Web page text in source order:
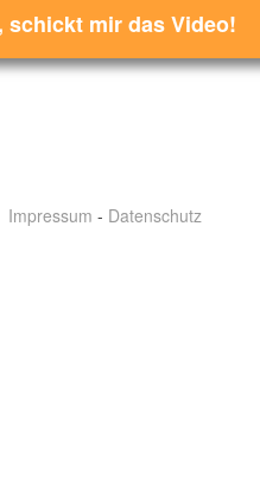
schickt mir das Video!
Impressum - Datenschutz